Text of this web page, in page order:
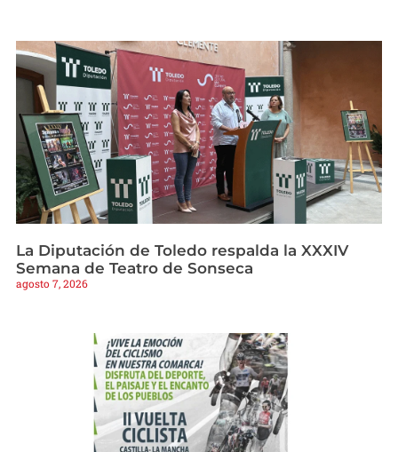
La Diputación de Toledo respalda la XXXIV
Semana de Teatro de Sonseca
agosto 7, 2026